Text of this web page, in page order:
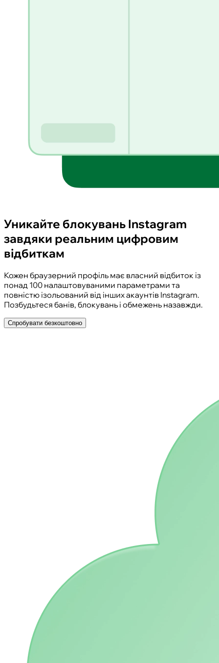
Уникайте блокувань Instagram
завдяки реальним цифровим
відбиткам
Кожен браузерний профіль має власний відбиток із
понад 100 налаштовуваними параметрами та
повністю ізольований від інших акаунтів Instagram.
Позбудьтеся банів, блокувань і обмежень назавжди.
Спробувати безкоштовно